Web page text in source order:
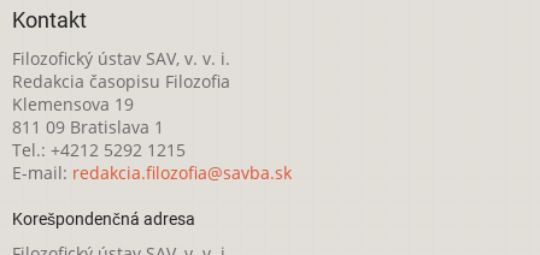
Kontakt
Filozofický ústav SAV, v. v. i.
Redakcia časopisu Filozofia
Klemensova 19
811 09 Bratislava 1
Tel.: +4212 5292 1215
E-mail: redakcia.filozofia@savba.sk
Korešpondenčná adresa